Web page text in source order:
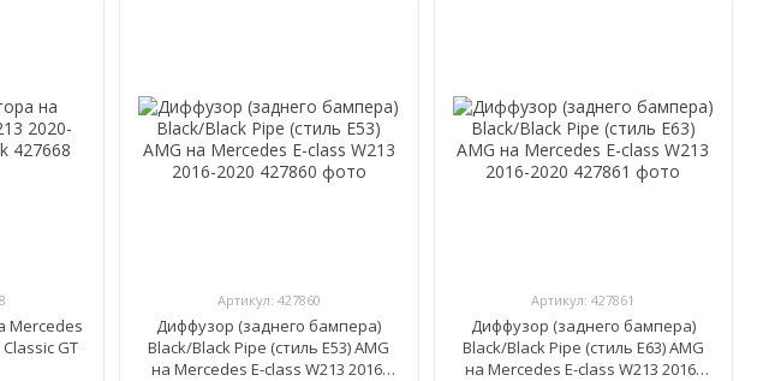
Mercedes
GT
Артикул: 427860
Диффузор (заднего бампера)
Black/Black Pipe (стиль E53) AMG
на Mercedes E-class W213 2016-
Артикул: 427861
Диффузор (заднего бампера)
Black/Black Pipe (стиль E63) AMG
на Mercedes E-class W213 2016-